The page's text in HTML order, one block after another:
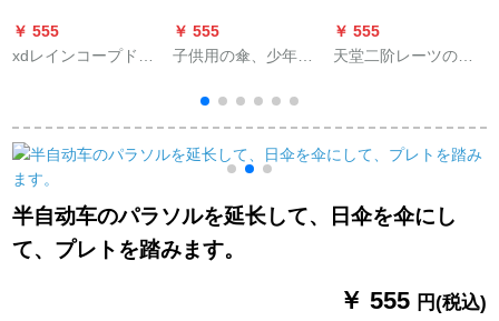
￥ 555
xdレインコープドレ
の電気自動車1人で全
身大人1人分のレイン
コートペ。
￥ 555
子供用の傘、少年用
ー、スーパーソル、
少年用パソル、警察
長46 cm*8 k
￥ 555
天堂二阶レーツの中
クで大人の徒歩登山
用電気自動車の分体
紺色（男女ともに着
ます。）L（身長1+5-
半自动车のパラソルを延长して、日伞を伞にし
て、プレトを踏みます。
￥ 555 円(税込)